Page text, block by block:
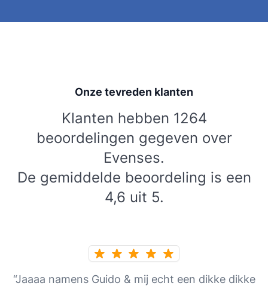
Onze tevreden klanten
Klanten hebben 1264
beoordelingen gegeven over
Evenses.
De gemiddelde beoordeling is een
4,6 uit 5.
“Jaaaa namens Guido & mij echt een dikke dikke